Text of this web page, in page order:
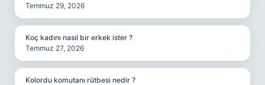
Temmuz 29, 2026
Koç kadını nasıl bir erkek ister ?
Temmuz 27, 2026
Kolordu komutanı rütbesi nedir ?